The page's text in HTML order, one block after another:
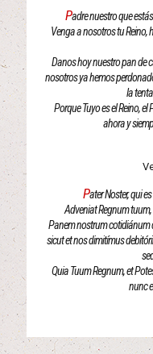
Padre nuestro que
Venga a nosotros tu Reino,
Danos hoy nuestro pan de
nosotros ya hemos
la
Porque Tuyo es el Reino, el
ahora y
Pater Noster, qui
Adveniat Regnum
Panem nostrum cotidiánum
sicut et nos dimitímus
Quia Tuum Regnum, et
nunc